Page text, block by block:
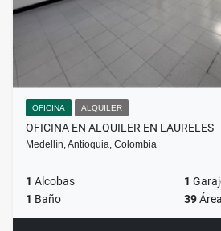
OFICINA ALQUILER
OFICINA EN ALQUILER EN LAURELES
Medellín, Antioquia, Colombia
1 Alcobas 1
1 Baño 39